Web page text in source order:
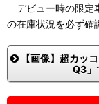
デビュー時の限定
の在庫状況を必ず確
【画像】超カッ
Q3」